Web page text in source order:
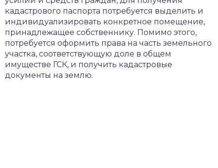
кадастрового паспорта потребуется выделить и
индивидуализировать конкретное помещение,
принадлежащее собственнику. Помимо этого,
потребуется оформить права на часть земельного
участка, соответствующую доле в общем
имуществе ГСК, и получить кадастровые
документы на землю.